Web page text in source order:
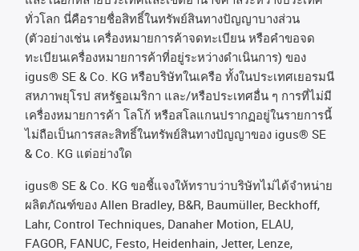
ทั่วโลก นี่คือรายชื่อสิทธิ์ในทรัพย์สินทางปัญญาบางส่วน
(ตัวอย่างเช่น เครื่องหมายการค้าจดทะเบียน หรือคำขอจด
ทะเบียนเครื่องหมายการค้าที่อยู่ระหว่างดำเนินการ) ของ
igus® SE & Co. KG หรือบริษัทในเครือ ทั้งในประเทศเยอรมนี
สหภาพยุโรป สหรัฐอเมริกา และ/หรือประเทศอื่น ๆ การที่ไม่มี
เครื่องหมายการค้า โลโก้ หรือสโลแกนปรากฏอยู่ในรายการนี้
ไม่ถือเป็นการสละสิทธิ์ในทรัพย์สินทางปัญญาของ igus® SE
& Co. KG แต่อย่างใด
igus® SE & Co. KG ขอชี้แจงให้ทราบว่าบริษัทไม่ได้จําหน่าย
ผลิตภัณฑ์ของ Allen Bradley, B&R, Baumüller, Beckhoff,
Lahr, Control Techniques, Danaher Motion, ELAU,
FAGOR, FANUC, Festo, Heidenhain, Jetter, Lenze,